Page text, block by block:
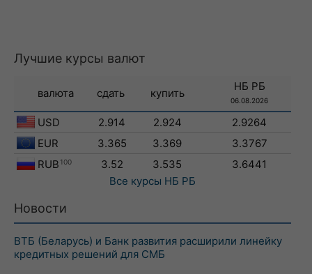
Лучшие курсы валют
валюта сдать купить
НБ РБ
06.08.2026
USD 2.914 2.924
2.9264
EUR
3.365 3.369
3.3767
RUB 100 3.52 3.535
3.6441
Все курсы НБ РБ
Новости
ВТБ (Беларусь) и Банк развития расширили линейку
кредитных решений для СМБ